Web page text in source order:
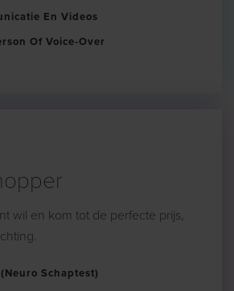
En Videos
Of Voice-Over
wil en kom tot de perfecte prijs,
Schaptest)